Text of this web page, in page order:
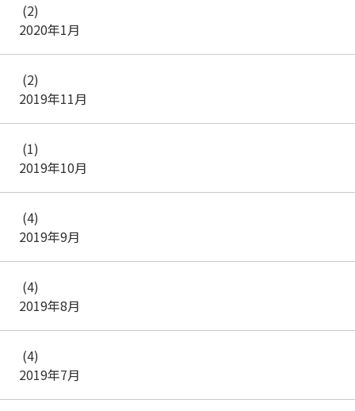
2020年1月
(2)
2019年11月
(2)
2019年10月
(1)
2019年9月
(4)
2019年8月
(4)
2019年7月
(4)